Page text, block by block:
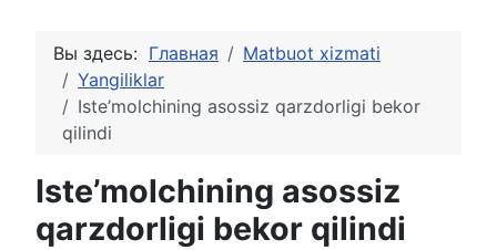
Вы здесь: Главная
Matbuot xizmati
Yangiliklar
Iste’molchining asossiz qarzdorligi bekor
qilindi
Iste’molchining asossiz
qarzdorligi bekor qilindi